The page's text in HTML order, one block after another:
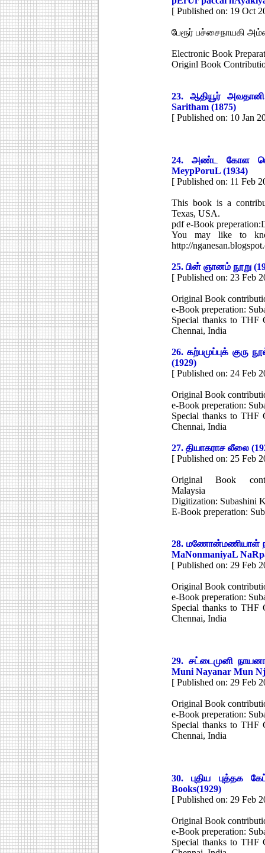
[ Published on: 19 Oct
பேரூர் பச்சைநாயகி
Electronic Book
Originl Book
23.ஆதியூர்
Saritham (1875)
[ Published on: 10 Jan
24.அண்ட கோள
MeypPoruL (1934)
[ Published on: 11 Feb
This book is a
Texas, USA.
pdf e-Book
You may like to
http://
25. பின் ஞானம் நூறு
[ Published on: 23 Feb
Original Book
e-Book preperation:
Special thanks to THF
Chennai, India
26.கற்பமுப்புக் குரு
(1929)
[ Published on: 24 Feb
Original Book
e-Book preperation:
Special thanks to THF
Chennai, India
27. தியாகராச லீலை
[ Published on: 25 Feb
Original Book
Malaysia
Digitization: Subashini
E-Book preperation:
28. மணோன்மணியாள்
MaNonmaniyaL
[ Published on: 29 Feb
Original Book
e-Book preperation:
Special thanks to THF
Chennai, India
29. சட்டைமுனி
Muni Nayanar Mun
[ Published on: 29 Feb
Original Book
e-Book preperation:
Special thanks to THF
Chennai, India
30.புதிய புத்தக
Books(1929)
[ Published on: 29 Feb
Original Book
e-Book preperation:
Special thanks to THF